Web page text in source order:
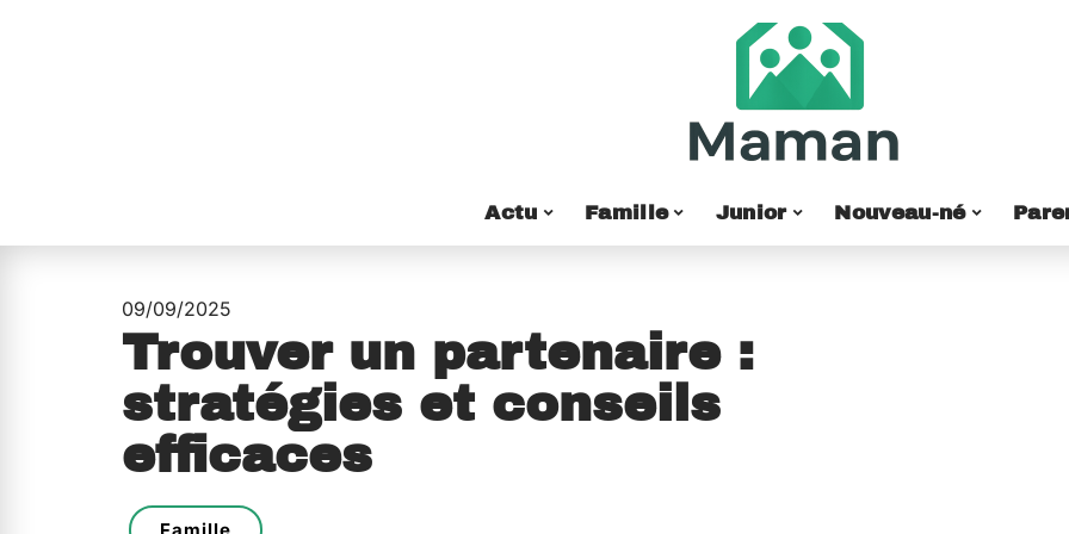
Actu Famille Junior Nouveau-né
09/09/2025
Trouver un partenaire :
stratégies et conseils
efficaces